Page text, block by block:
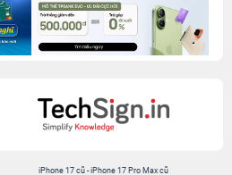
iPhone 17 cũ-iPhone 17 Pro Max cũ